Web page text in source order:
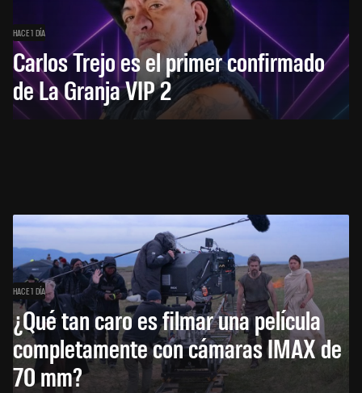
HACE 1 DÍA
Carlos Trejo es el primer confirmado
de La Granja VIP 2
HACE 1 DÍA
¿Qué tan caro es filmar una película
completamente con cámaras IMAX de
70 mm?